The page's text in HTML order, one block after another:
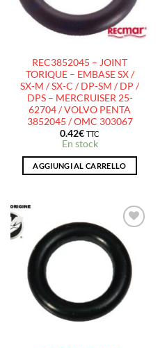
REC3852045 – JOINT
TORIQUE – EMBASE SX /
SX-M / SX-C / DP-SM / DP /
DPS – MERCRUISER 25-
62704 / VOLVO PENTA
3852045 / OMC 303067
0.42€ TTC
En stock
AGGIUNGI AL CARRELLO
AJOUTER
À LA
LISTE
D’ENVIES